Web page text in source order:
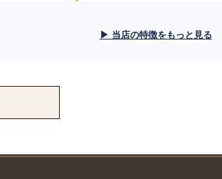
▶ 当店の特徴をもっと見る